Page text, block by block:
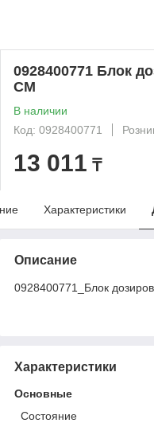
0928400771 Блок
СМ
В наличии
Код: 0928400771
13 011 ₸
Характеристики
Описание
0928400771_Блок
Характеристики
Основные
Состояние